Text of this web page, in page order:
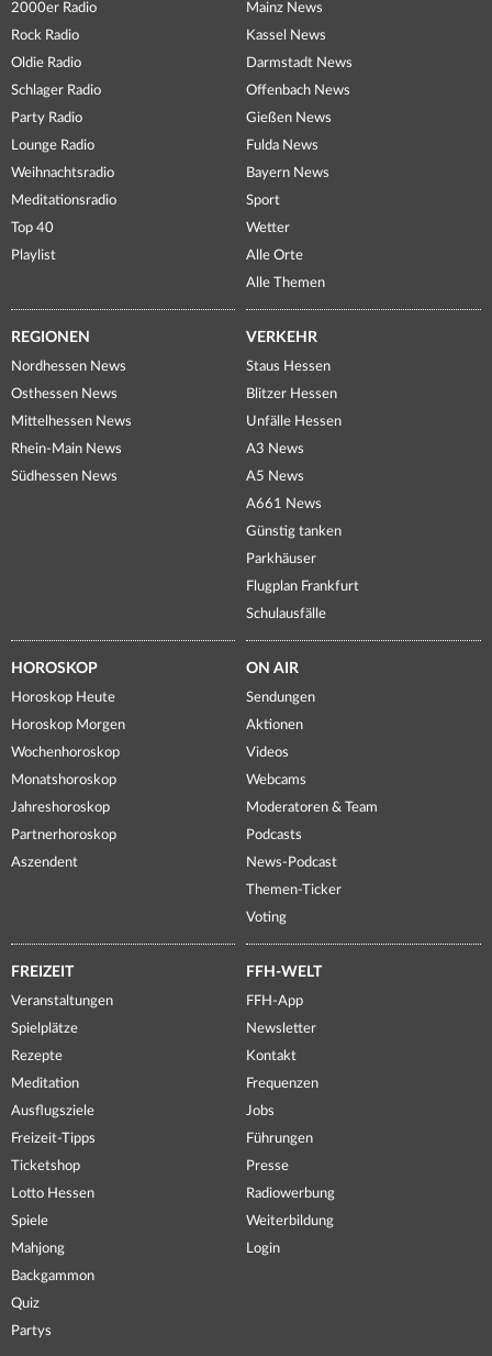
2000er Radio
Rock Radio
Oldie Radio
Schlager Radio
Party Radio
Lounge Radio
Weihnachtsradio
Meditationsradio
Top 40
Playlist
Mainz News
Kassel News
Darmstadt News
Offenbach News
Gießen News
Fulda News
Bayern News
Sport
Wetter
Alle Orte
Alle Themen
REGIONEN
Nordhessen News
Osthessen News
Mittelhessen News
Rhein-Main News
Südhessen News
VERKEHR
Staus Hessen
Blitzer Hessen
Unfälle Hessen
A3 News
A5 News
A661 News
Günstig tanken
Parkhäuser
Flugplan Frankfurt
Schulausfälle
HOROSKOP
Horoskop Heute
Horoskop Morgen
Wochenhoroskop
Monatshoroskop
Jahreshoroskop
Partnerhoroskop
Aszendent
ON AIR
Sendungen
Aktionen
Videos
Webcams
Moderatoren & Team
Podcasts
News-Podcast
Themen-Ticker
Voting
FREIZEIT
Veranstaltungen
Spielplätze
Rezepte
Meditation
Ausflugsziele
Freizeit-Tipps
Ticketshop
Lotto Hessen
Spiele
Mahjong
Backgammon
Quiz
Partys
FFH-WELT
FFH-App
Newsletter
Kontakt
Frequenzen
Jobs
Führungen
Presse
Radiowerbung
Weiterbildung
Login